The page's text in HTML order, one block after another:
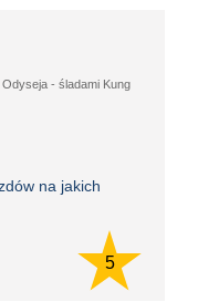
- śladami Kung
na jakich
5